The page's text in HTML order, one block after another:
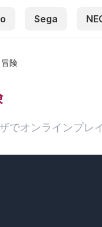
Sega
険
でオンラインプレ